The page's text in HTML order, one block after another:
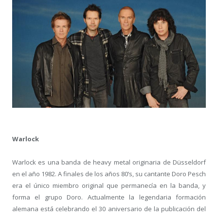
Warlock
Warlock es una banda de heavy metal originaria de Düsseldorf
en el año 1982. A finales de los años 80’s, su cantante Doro Pesch
era el único miembro original que permanecía en la banda, y
forma el grupo Doro. Actualmente la legendaria formación
alemana está celebrando el 30 aniversario de la publicación del